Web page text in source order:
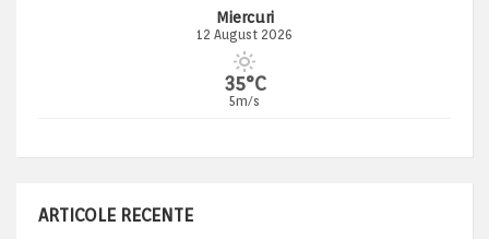
Miercuri
12 August 2026
35°C
5m/s
ARTICOLE RECENTE